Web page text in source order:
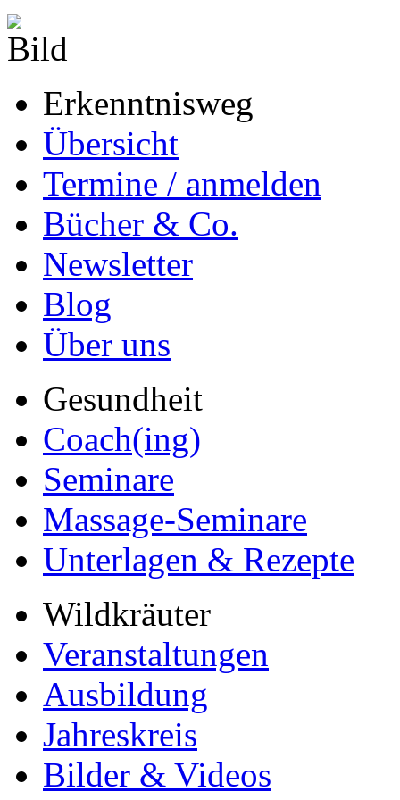
Erkenntnisweg
Übersicht
Termine / anmelden
Bücher & Co.
Newsletter
Blog
Über uns
Gesundheit
Coach(ing)
Seminare
Massage-Seminare
Unterlagen & Rezepte
Wildkräuter
Veranstaltungen
Ausbildung
Jahreskreis
Bilder & Videos